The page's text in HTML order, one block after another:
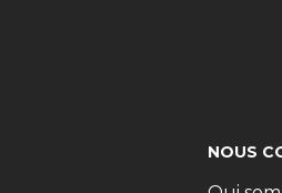
NOUS